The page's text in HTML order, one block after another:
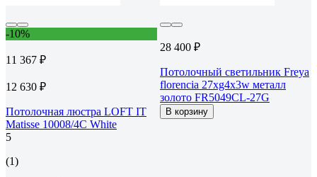
-10%
11 367 ₽
12 630 ₽
Потолочная люстра LOFT IT
Matisse 10008/4C White
5
(1)
28 400 ₽
Потолочный светильник Freya
florencia 27хg4x3w металл
золото FR5049CL-27G
В корзину